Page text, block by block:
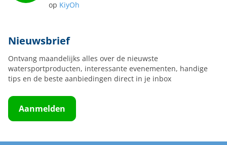
op KiyOh
Nieuwsbrief
Ontvang maandelijks alles over de nieuwste
watersportproducten, interessante evenementen, handige
tips en de beste aanbiedingen direct in je inbox
Aanmelden